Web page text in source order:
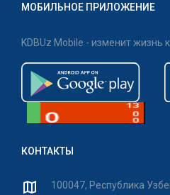
МОБИЛЬНОЕ ПРИЛОЖЕНИЕ
KDBUz Mobile - изменит жизнь
КОНТАКТЫ
100047, Республика